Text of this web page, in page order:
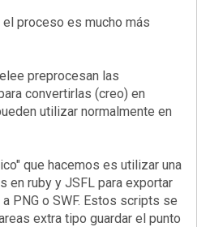
proceso es mucho más
preprocesan las
convertirlas (creo) en
utilizar normalmente en
que hacemos es utilizar una
en ruby y JSFL para exportar
PNG o SWF. Estos scripts se
extra tipo guardar el punto